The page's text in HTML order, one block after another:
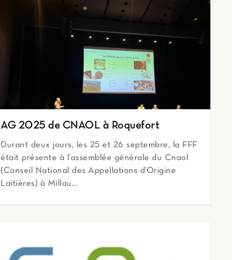
AG 2025 de CNAOL à Roquefort
Durant deux jours, les 25 et 26 septembre, la FFF
était présente à l’assemblée générale du Cnaol
(Conseil National des Appellations d’Origine
Laitières) à Millau...